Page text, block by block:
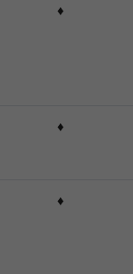
♦
♦
♦